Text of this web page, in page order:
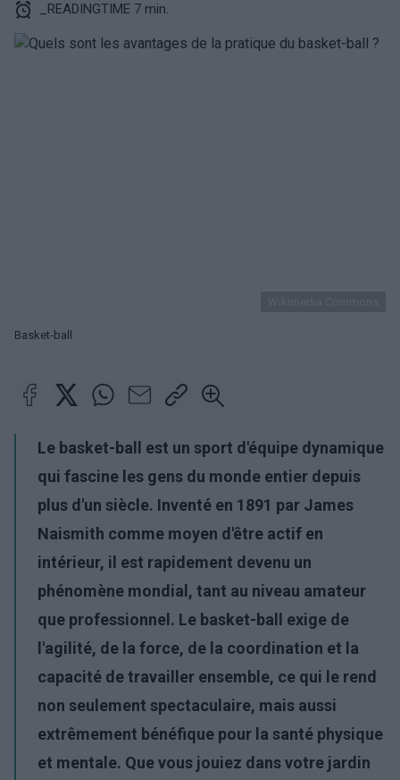
_READINGTIME 7 min.
Basket-ball
Le basket-ball est un sport d'équipe dynamique
qui fascine les gens du monde entier depuis
plus d'un siècle. Inventé en 1891 par James
Naismith comme moyen d'être actif en
intérieur, il est rapidement devenu un
phénomène mondial, tant au niveau amateur
que professionnel. Le basket-ball exige de
l'agilité, de la force, de la coordination et la
capacité de travailler ensemble, ce qui le rend
non seulement spectaculaire, mais aussi
extrêmement bénéfique pour la santé physique
et mentale. Que vous jouiez dans votre jardin